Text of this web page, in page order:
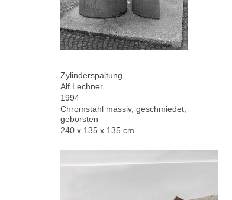
Zylinderspaltung
Alf Lechner
1994
Chromstahl massiv, geschmiedet,
geborsten
240 x 135 x 135 cm